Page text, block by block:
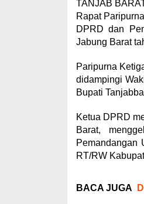
TANJAB
Rapat
DPRD dan
Jabung Barat
Paripurna
didampingi
Bupati
Ketua DPRD
Barat,
Pemandangan
RT/RW
BACA JUGA